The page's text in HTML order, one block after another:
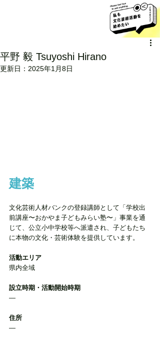
平野 毅 Tsuyoshi Hirano
更新日： 2025年1月8日
建築
文化芸術人材バンクの登録講師として「学校出
前講座〜おかやま子どもみらい塾〜」事業を通
じて、公立小中学校等へ派遣され、子どもたち
に本物の文化・芸術体験を提供しています。
活動エリア
県内全域
設立時期・活動開始時期
―
住所
―